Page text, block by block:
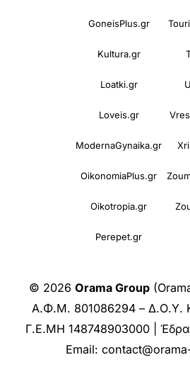
GoneisPlus.gr
Kultura.gr
Loatki.gr
Loveis.gr
ModernaGynaika.gr
OikonomiaPlus.gr
Oikotropia.gr
Perepet.gr
© 2026 Orama Group
Α.Φ.Μ. 801086294 – Δ.Ο.Υ.
Γ.Ε.ΜΗ 148748903000 |
Email: